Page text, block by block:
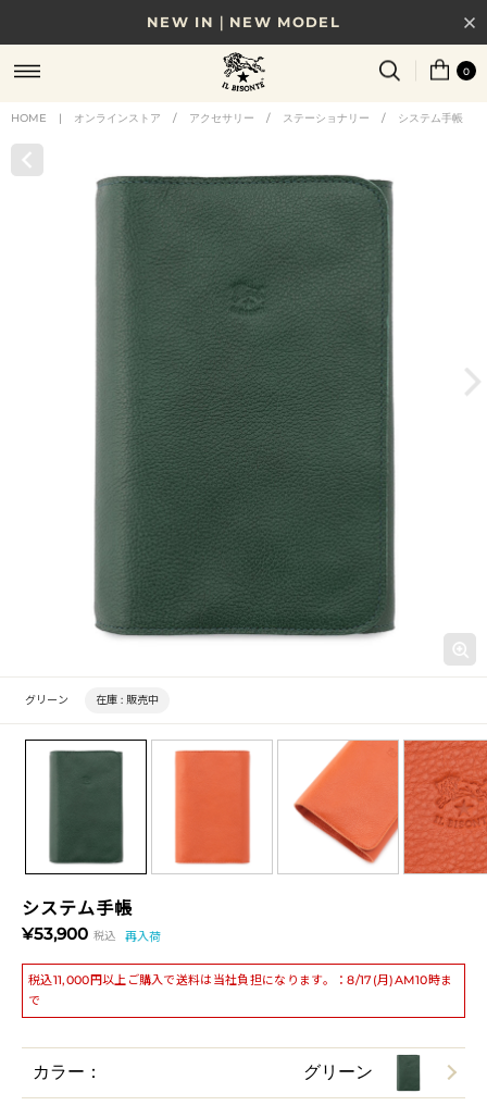
NEW IN｜NEW MODEL
8/17(月)10時まで｜税込11,000円以上で送料無料
贈る相手やシーンから選べる、新しいギフトガイド
0
HOME | オンラインストア / アクセサリー / ステーショナリー / システム手帳
システム手帳
¥53,900 税込 再入荷
税込11,000円以上ご購入で送料は当社負担になります。：8/17(月)AM10時ま
で
グリーン 在庫 : 販売中
カラー： グリーン